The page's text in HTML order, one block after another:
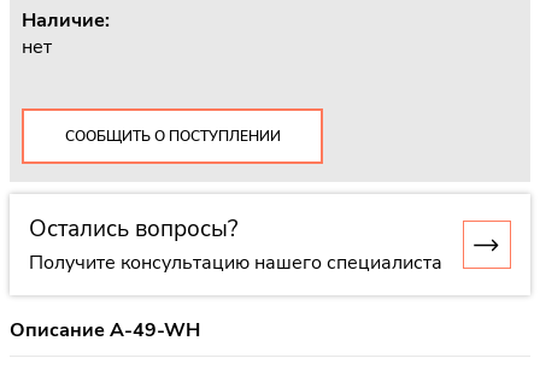
Наличие:
нет
СООБЩИТЬ О ПОСТУПЛЕНИИ
Остались вопросы?
Получите консультацию нашего специалиста
Описание A-49-WH